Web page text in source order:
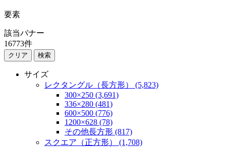
要素
該当バナー
16773件
検索
サイズ
レクタングル（長方形） (5,823)
300×250 (3,691)
336×280 (481)
600×500 (776)
1200×628 (78)
その他長方形 (817)
スクエア（正方形） (1,708)